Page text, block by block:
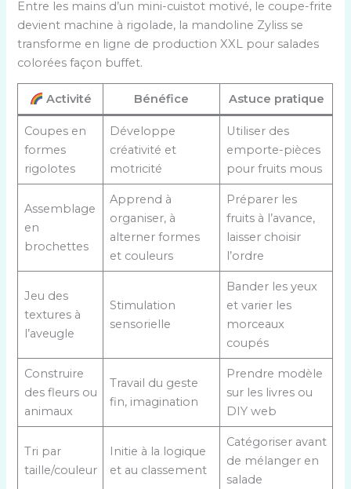
Entre les mains d’un mini-cuistot motivé, le coupe-frite
devient machine à rigolade, la mandoline Zyliss se
transforme en ligne de production XXL pour salades
colorées façon buffet.
Activité Bénéfice Astuce pratique
Coupes en
formes
rigolotes
Développe
créativité et
motricité
Utiliser des
emporte-pièces
pour fruits mous
Assemblage
en
brochettes
Apprend à
organiser, à
alterner formes
et couleurs
Préparer les
fruits à l’avance,
laisser choisir
l’ordre
Jeu des
textures à
l’aveugle
Stimulation
sensorielle
Bander les yeux
et varier les
morceaux
coupés
Construire
des fleurs ou
animaux
Travail du geste
fin, imagination
Prendre modèle
sur les livres ou
DIY web
Tri par
taille/couleur
Initie à la logique
et au classement
Catégoriser avant
de mélanger en
salade